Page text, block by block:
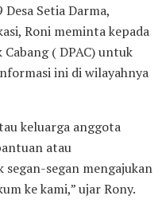
Setia Darma,
Roni meminta kepada
( DPAC) untuk
ini di wilayahnya
keluarga anggota
atau
segan mengajukan
ke kami,” ujar Rony.